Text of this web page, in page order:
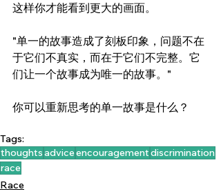
这样你才能看到更大的画面。
"单一的故事造成了刻板印象，问题不在
于它们不真实，而在于它们不完整。它
们让一个故事成为唯一的故事。"
你可以重新思考的单一故事是什么？
Tags:
thoughtsadviceencouragementdiscrimination
race
Race